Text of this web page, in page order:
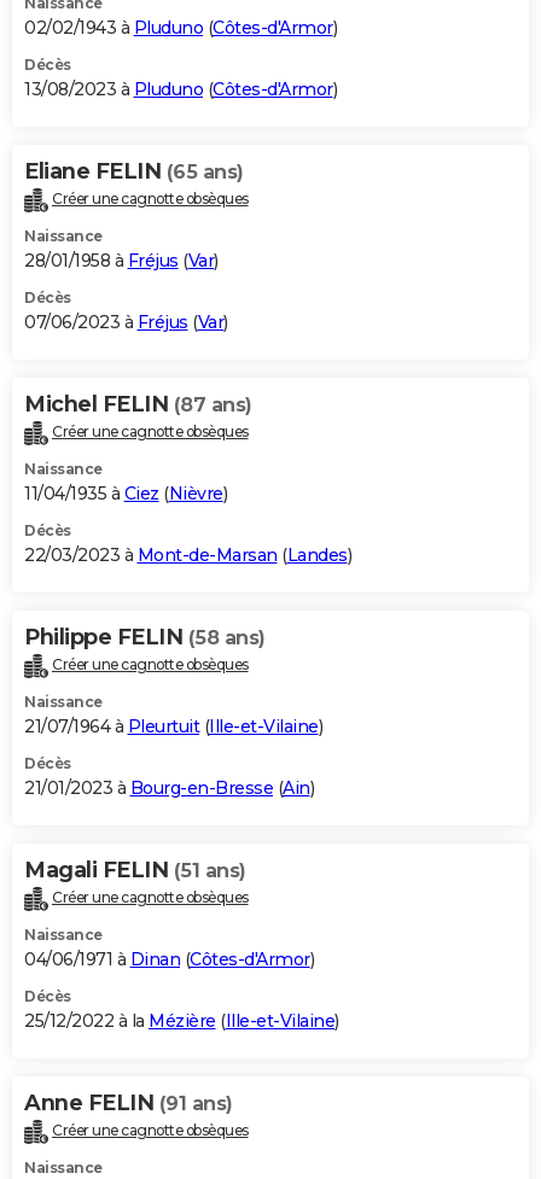
02/02/1943 à Pluduno (Côtes-d'Armor)
Décès
13/08/2023 à Pluduno (Côtes-d'Armor)
Eliane FELIN (65 ans)
Créer une cagnotte obsèques
Naissance
28/01/1958 à Fréjus (Var)
Décès
07/06/2023 à Fréjus (Var)
Michel FELIN (87 ans)
Créer une cagnotte obsèques
Naissance
11/04/1935 à Ciez (Nièvre)
Décès
22/03/2023 à Mont-de-Marsan (Landes)
Philippe FELIN (58 ans)
Créer une cagnotte obsèques
Naissance
21/07/1964 à Pleurtuit(Ille-et-Vilaine)
Décès
21/01/2023 à Bourg-en-Bresse (Ain)
Magali FELIN (51 ans)
Créer une cagnotte obsèques
Naissance
04/06/1971 à Dinan (Côtes-d'Armor)
Décès
25/12/2022 à la Mézière (Ille-et-Vilaine)
Anne FELIN (91 ans)
Créer une cagnotte obsèques
Naissance